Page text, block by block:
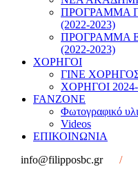
ΠΡΟΓΡΑΜΜΑ
(2022-2023)
ΠΡΟΓΡΑΜΜΑ
(2022-2023)
ΧΟΡΗΓΟΙ
ΓΙΝΕ
ΧΟΡΗΓΟΙ 2024-
FANZONE
Φωτογραφικό
Videos
ΕΠΙΚΟΙΝΩΝΙΑ
info@filipposbc.gr
/